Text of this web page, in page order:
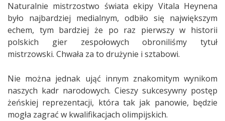
Naturalnie mistrzostwo świata ekipy Vitala Heynena
było najbardziej medialnym, odbiło się największym
echem, tym bardziej że po raz pierwszy w historii
polskich gier zespołowych obroniliśmy tytuł
mistrzowski. Chwała za to drużynie i sztabowi.
Nie można jednak ująć innym znakomitym wynikom
naszych kadr narodowych. Cieszy sukcesywny postęp
żeńskiej reprezentacji, która tak jak panowie, będzie
mogła zagrać w kwalifikacjach olimpijskich.